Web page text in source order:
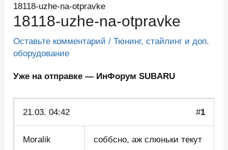
18118-uzhe-na-otpravke
18118-uzhe-na-otpravke
Оставьте комментарий /Тюнинг, стайлинг и доп.
оборудование
Уже на отправке — ИнФорум SUBARU
21.03. 04:42 #1
Moralik
соббсно, аж слюньки текут